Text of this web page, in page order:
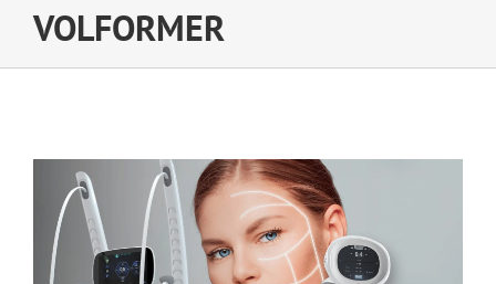
VOLFORMER